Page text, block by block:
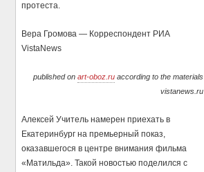
протеста.
Вера Громова — Корреспондент РИА
VistaNews
published on art-oboz.ruaccording to the materials
vistanews.ru
Алексей Учитель намерен приехать в
Екатеринбург на премьерный показ,
оказавшегося в центре внимания фильма
«Матильда». Такой новостью поделился с